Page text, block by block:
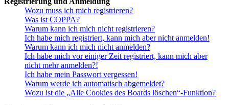
Wozu muss ich mich registrieren?
Was ist COPPA?
Warum kann ich mich nicht registrieren?
Ich habe mich registriert, kann mich aber nicht anmelden!
Warum kann ich mich nicht anmelden?
Ich habe mich vor einiger Zeit registriert, kann mich aber
nicht mehr anmelden?!
Ich habe mein Passwort vergessen!
Warum werde ich automatisch abgemeldet?
Wozu ist die „Alle Cookies des Boards löschen“-Funktion?